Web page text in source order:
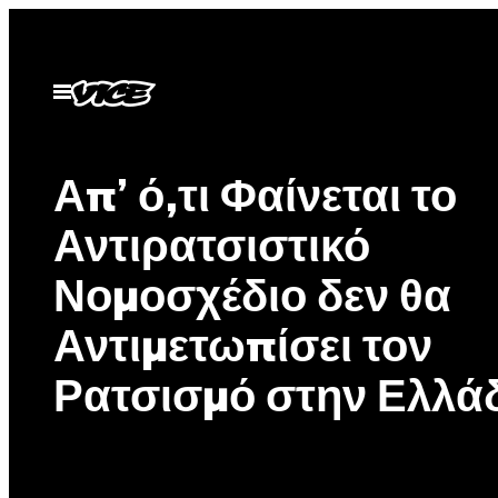
περιεχόμενο
Ανοίξτε
το
Απ’ ό,τι Φαίνεται το
Αντιρατσιστικό
Νομοσχέδιο δεν θα
Αντιμετωπίσει τον
Ρατσισμό στην